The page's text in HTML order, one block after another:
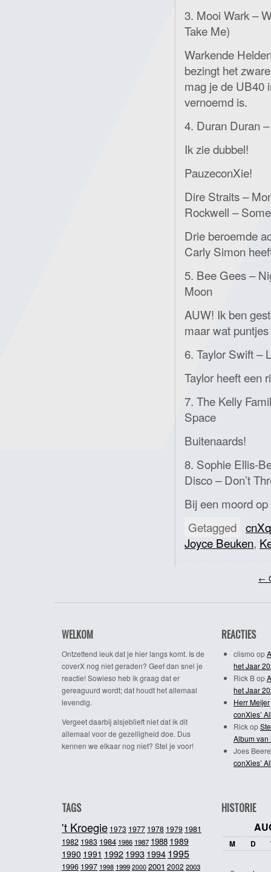
3. Mooi Wark –
Take Me)
Warkende
bezingt het
mag je de UB40
vernoemd is.
4. Duran Duran
Ik zie dubbel!
PauzeconXie!
Dire Straits –
Rockwell –
Drie beroemde
Carly Simon
5. Bee Gees –
Moon
AUW! Ik ben
maar wat
6. Taylor Swift –
Taylor heeft een
7. The Kelly
Space
Buitenaards!
8. Sophie Ellis-
Disco – Don’t
Bij een moord
Getagged
Joyce Beuken,
←
WELKOM
Ontzettend leuk dat je hier langs komt. Is de
coverX nog niet geraden? Geef dan snel je
reactie! Sowieso heb ik graag dat er
gereaguurd wordt; dat houdt het allemaal
levendig.
Vergeet daarbij alsjeblieft niet dat ik dit
allemaal voor de gezelligheid doe. Dus
kennen we elkaar nog niet? Stel je voor!
REACTIES
clismo op
het Jaar
Rick Bop
het Jaar
Herr Meijer
conXies’
Rickop
Album van
Joes
conXies’
TAGS
't Kroegie 1973 1977 1978 1979 1981
1982 1983 1984 1986 1987 1988 1989
1990 1991 19921993 1994 1995
1996 1997 1998 1999 2000 2001 2002 2003
HISTORIE
M D